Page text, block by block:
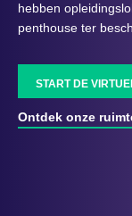
hebben
penthouse ter
START DE
Ontdek onze